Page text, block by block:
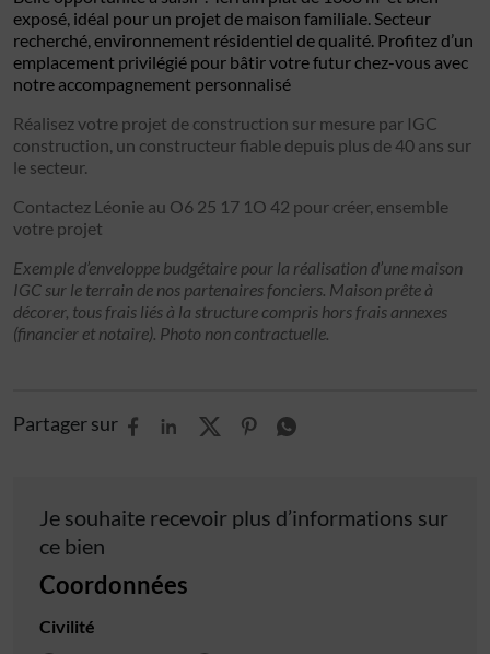
exposé, idéal pour un projet de maison familiale. Secteur
recherché, environnement résidentiel de qualité. Profitez d’un
emplacement privilégié pour bâtir votre futur chez-vous avec
notre accompagnement personnalisé
Réalisez votre projet de construction sur mesure par IGC
construction, un constructeur fiable depuis plus de 40 ans sur
le secteur.
Contactez Léonie au O6 25 17 1O 42 pour créer, ensemble
votre projet
Exemple d’enveloppe budgétaire pour la réalisation d’une maison
IGC sur le terrain de nos partenaires fonciers. Maison prête à
décorer, tous frais liés à la structure compris hors frais annexes
(financier et notaire). Photo non contractuelle.
Partager sur
Je souhaite recevoir plus d’informations sur
ce bien
Coordonnées
Civilité